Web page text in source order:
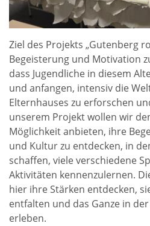
Ziel des Projekts „Gutenberg
Begeisterung und Motivation
dass Jugendliche in diesem
und anfangen, intensiv die
Elternhauses zu erforschen
unserem Projekt wollen wir
Möglichkeit anbieten, ihre
und Kultur zu entdecken, in
schaffen, viele verschiedene
Aktivitäten kennenzulernen.
hier ihre Stärken entdecken,
entfalten und das Ganze in
erleben.